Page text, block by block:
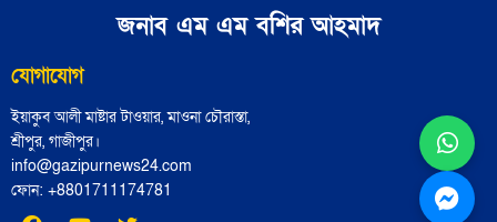
যান
জনাব এম এম বশির আহমাদ
যোগাযোগ
ইয়াকুব আলী মাষ্টার টাওয়ার, মাওনা চৌরাস্তা,
শ্রীপুর, গাজীপুর।
info@gazipurnews24.com
ফোন: ‪+8801711174781‬